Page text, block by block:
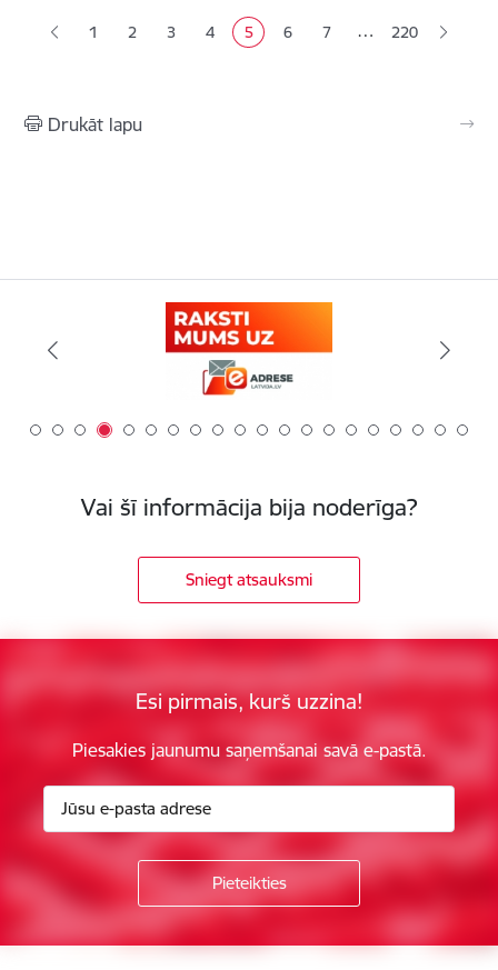
1 Lapa
2 Lapa
3 Lapa
4 Pašreizējā lapa
5 Lapa
6 Lapa
7 … 220
Drukāt lapu
Vai šī informācija bija noderīga?
Sniegt atsauksmi
Esi pirmais, kurš uzzina!
Piesakies jaunumu saņemšanai savā e-pastā.